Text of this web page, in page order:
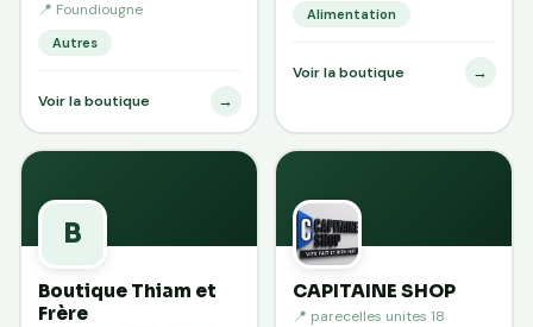
📍 Foundiougne
Autres
Voir la boutique →
Alimentation
Voir la boutique →
B
Boutique Thiam et
Frère
CAPITAINE SHOP
📍 parecelles unites 18